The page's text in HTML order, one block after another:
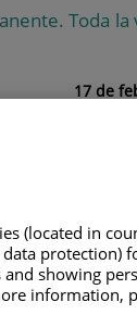
Toda la
17 de
cotidianas.
junto a la
y de desterrar
(located in
protection)
showing
information,